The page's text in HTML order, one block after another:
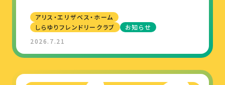
アリス・エリザベス・ホーム
しらゆりフレンドリークラブ
お知らせ
2026.7.21